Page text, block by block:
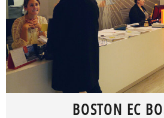
BOSTON EC